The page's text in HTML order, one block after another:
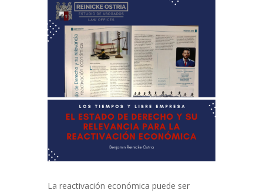
La reactivación económica puede ser